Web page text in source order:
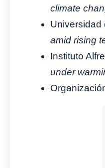
climate
Universidad
amid rising
Instituto
under